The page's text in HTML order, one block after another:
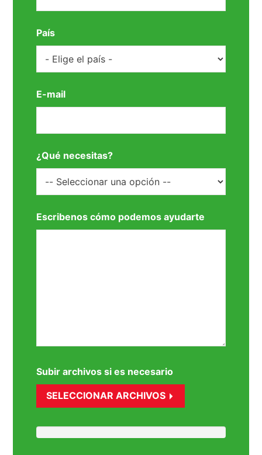
País
E-mail
¿Qué necesitas?
Escribenos cómo podemos ayudarte
Subir archivos si es necesario
SELECCIONAR ARCHIVOS